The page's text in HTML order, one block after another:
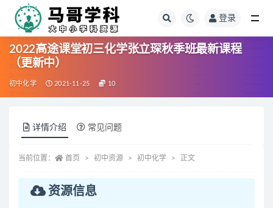
登录
2022高途课堂初三化学张立琛秋季班最新课程
（更新中）
初中化学 2021-11-25 10
详情介绍 常见问题
当前位置： 首页 初中资源 初中化学 正文
资源信息
全部